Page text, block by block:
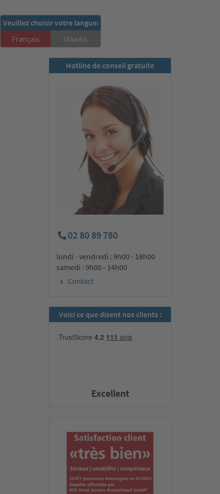
Veuillez choisir votre langue:
Français
Vlaams
Hotline de conseil gratuite
02 80 89 780
lundi - vendredi : 9h00 - 18h00
samedi : 9h00 - 14h00
Contact
Voici ce que disent nos clients :
Excellent